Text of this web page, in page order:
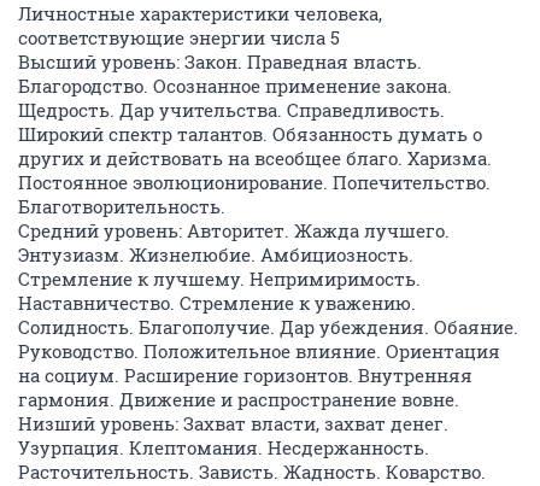
Личностные характеристики человека,
соответствующие энергии числа 5
Высший уровень: Закон. Праведная власть.
Благородство. Осознанное применение закона.
Щедрость. Дар учительства. Справедливость.
Широкий спектр талантов. Обязанность думать о
других и действовать на всеобщее благо. Харизма.
Постоянное эволюционирование. Попечительство.
Благотворительность.
Средний уровень: Авторитет. Жажда лучшего.
Энтузиазм. Жизнелюбие. Амбициозность.
Стремление к лучшему. Непримиримость.
Наставничество. Стремление к уважению.
Солидность. Благополучие. Дар убеждения. Обаяние.
Руководство. Положительное влияние. Ориентация
на социум. Расширение горизонтов. Внутренняя
гармония. Движение и распространение вовне.
Низший уровень: Захват власти, захват денег.
Узурпация. Клептомания. Несдержанность.
Расточительность. Зависть. Жадность. Коварство.